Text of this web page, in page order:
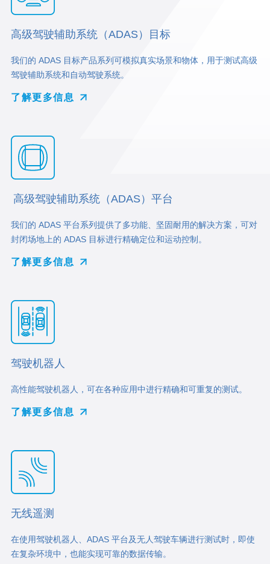
高级驾驶辅助系统（ADAS）目标
我们的 ADAS 目标产品系列可模拟真实场景和物体，用于测试高级
驾驶辅助系统和自动驾驶系统。
了解更多信息
高级驾驶辅助系统（ADAS）平台
我们的 ADAS 平台系列提供了多功能、坚固耐用的解决方案，可对
封闭场地上的 ADAS 目标进行精确定位和运动控制。
了解更多信息
驾驶机器人
高性能驾驶机器人，可在各种应用中进行精确和可重复的测试。
了解更多信息
无线遥测
在使用驾驶机器人、ADAS 平台及无人驾驶车辆进行测试时，即使
在复杂环境中，也能实现可靠的数据传输。